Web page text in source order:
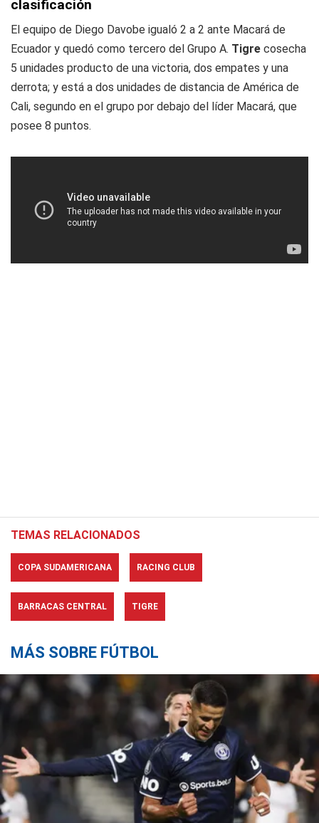
clasificación
El equipo de Diego Davobe igualó 2 a 2 ante Macará de
Ecuador y quedó como tercero del Grupo A. Tigre cosecha
5 unidades producto de una victoria, dos empates y una
derrota; y está a dos unidades de distancia de América de
Cali, segundo en el grupo por debajo del líder Macará, que
posee 8 puntos.
TEMAS RELACIONADOS
COPA SUDAMERICANA RACING CLUB
BARRACAS CENTRAL TIGRE
MÁS SOBRE FÚTBOL